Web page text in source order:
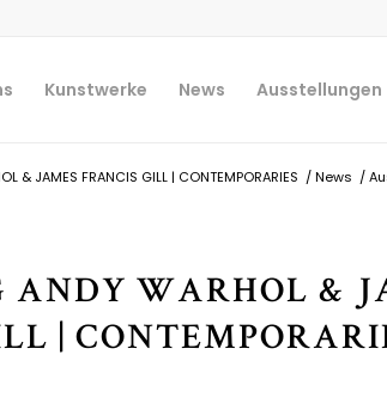
Kunstwerke News Ausstellungen
& JAMES FRANCIS GILL | CONTEMPORARIES /News /
ANDY WARHOL &
|